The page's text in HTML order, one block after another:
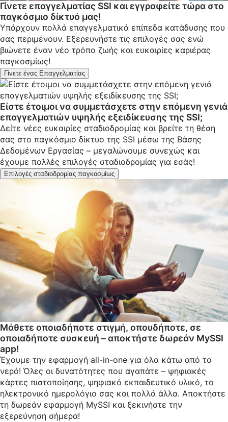
Γίνετε επαγγελματίας SSI και εγγραφείτε τώρα στο
παγκόσμιο δίκτυό μας!
Υπάρχουν πολλά επαγγελματικά επίπεδα κατάδυσης που
σας περιμένουν. Εξερευνήστε τις επιλογές σας ενώ
βιώνετε έναν νέο τρόπο ζωής και ευκαιρίες καριέρας
παγκοσμίως!
Γίνετε ένας Επαγγελματίας
Είστε έτοιμοι να συμμετάσχετε στην επόμενη γενιά
επαγγελματιών υψηλής εξειδίκευσης της SSI;
Δείτε νέες ευκαιρίες σταδιοδρομίας και βρείτε τη θέση
σας στο παγκόσμιο δίκτυο της SSI μέσω της Βάσης
Δεδομένων Εργασίας – μεγαλώνουμε συνεχώς και
έχουμε πολλές επιλογές σταδιοδρομίας για εσάς!
Επιλογές σταδιοδρομίας παγκοσμίως
Μάθετε οποιαδήποτε στιγμή, οπουδήποτε, σε
οποιαδήποτε συσκευή – αποκτήστε δωρεάν MySSI
app!
Έχουμε την εφαρμογή all-in-one για όλα κάτω από το
νερό! Όλες οι δυνατότητες που αγαπάτε – ψηφιακές
κάρτες πιστοποίησης, ψηφιακό εκπαιδευτικό υλικό, το
ηλεκτρονικό ημερολόγιο σας και πολλά άλλα. Αποκτήστε
τη δωρεάν εφαρμογή MySSI και ξεκινήστε την
εξερεύνηση σήμερα!